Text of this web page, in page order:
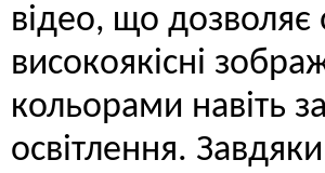
відео, що дозволяє
високоякісні
кольорами навіть
освітлення.